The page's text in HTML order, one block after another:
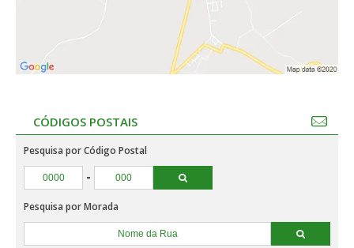
CÓDIGOS POSTAIS
Pesquisa por Código Postal
-
Pesquisa por Morada